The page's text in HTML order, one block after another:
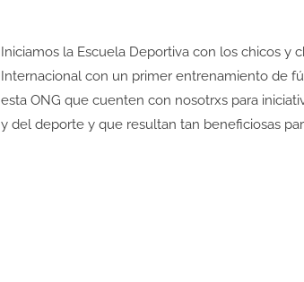
Iniciamos la Escuela Deportivacon los chicos y
Internacionalcon un primer entrenamiento de
esta ONG que cuenten con nosotrxs para
y del deporte y que resultan tan beneficiosas